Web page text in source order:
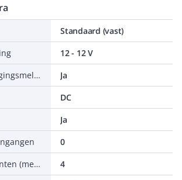
Standaard (vast)
12 - 12 V
Met videobewegingsmelder
Ja
DC
Ja
0
Aantal beeldpunten (megapixel)
4